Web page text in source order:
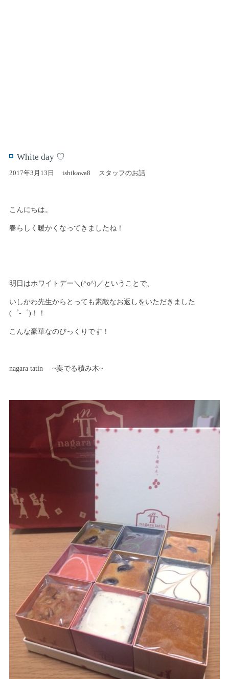
White day ♡
2017年3月13日 ishikawa8 スタッフのお話
こんにちは。
春らしく暖かくなってきましたね！
明日はホワイトデー＼(^o^)／ということで、
いしかわ先生からとっても素敵なお返しをいただきました
(゜-゜)！！
こんな豪華なのびっくりです！
nagara tatin ~奏でる積み木~